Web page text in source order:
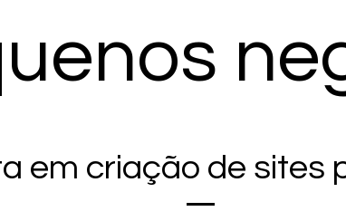
em criação de sites